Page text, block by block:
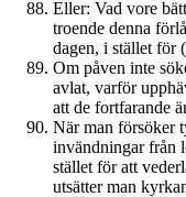
Eller: Vad vore
troende denna
dagen, i stället för
Om påven inte
avlat, varför
att de fortfarande
När man försöker
invändningar från
stället för att
utsätter man